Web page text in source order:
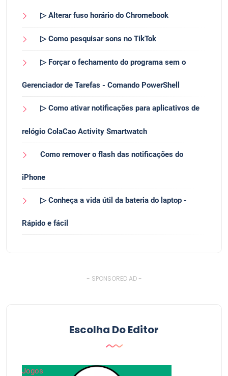
▷ Alterar fuso horário do Chromebook
▷ Como pesquisar sons no TikTok
▷ Forçar o fechamento do programa sem o
Gerenciador de Tarefas - Comando PowerShell
▷ Como ativar notificações para aplicativos de
relógio ColaCao Activity Smartwatch
Como remover o flash das notificações do
iPhone
▷ Conheça a vida útil da bateria do laptop -
Rápido e fácil
- SPONSORED AD -
Escolha Do Editor
Jogos